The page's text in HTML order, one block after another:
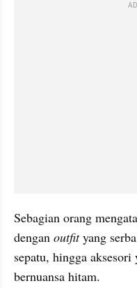
Sebagian orang
dengan outfit yang
sepatu, hingga
bernuansa hitam.